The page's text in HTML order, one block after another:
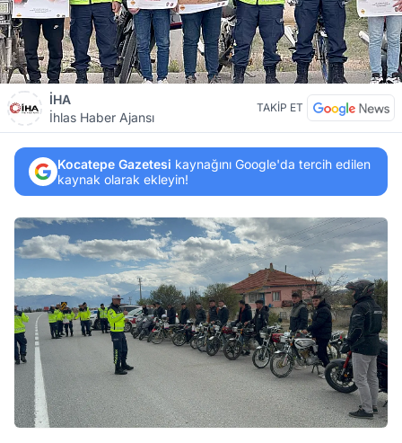
İHA
İhlas Haber Ajansı
TAKİP ET
Kocatepe Gazetesi kaynağını Google'da tercih edilen
kaynak olarak ekleyin!